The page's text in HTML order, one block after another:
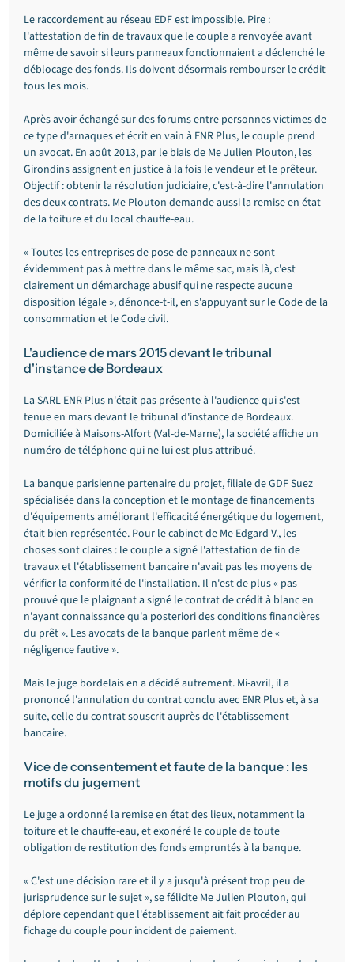
Le raccordement au réseau EDF est impossible. Pire :
l'attestation de fin de travaux que le couple a renvoyée avant
même de savoir si leurs panneaux fonctionnaient a déclenché le
déblocage des fonds. Ils doivent désormais rembourser le crédit
tous les mois.
Après avoir échangé sur des forums entre personnes victimes de
ce type d'arnaques et écrit en vain à ENR Plus, le couple prend
un avocat. En août 2013, par le biais de Me Julien Plouton, les
Girondins assignent en justice à la fois le vendeur et le prêteur.
Objectif : obtenir la résolution judiciaire, c'est-à-dire l'annulation
des deux contrats. Me Plouton demande aussi la remise en état
de la toiture et du local chauffe-eau.
« Toutes les entreprises de pose de panneaux ne sont
évidemment pas à mettre dans le même sac, mais là, c'est
clairement un démarchage abusif qui ne respecte aucune
disposition légale », dénonce-t-il, en s'appuyant sur le Code de la
consommation et le Code civil.
L'audience de mars 2015 devant le tribunal
d'instance de Bordeaux
La SARL ENR Plus n'était pas présente à l'audience qui s'est
tenue en mars devant le tribunal d'instance de Bordeaux.
Domiciliée à Maisons-Alfort (Val-de-Marne), la société affiche un
numéro de téléphone qui ne lui est plus attribué.
La banque parisienne partenaire du projet, filiale de GDF Suez
spécialisée dans la conception et le montage de financements
d'équipements améliorant l'efficacité énergétique du logement,
était bien représentée. Pour le cabinet de Me Edgard V., les
choses sont claires : le couple a signé l'attestation de fin de
travaux et l'établissement bancaire n'avait pas les moyens de
vérifier la conformité de l'installation. Il n'est de plus « pas
prouvé que le plaignant a signé le contrat de crédit à blanc en
n'ayant connaissance qu'a posteriori des conditions financières
du prêt ». Les avocats de la banque parlent même de «
négligence fautive ».
Mais le juge bordelais en a décidé autrement. Mi-avril, il a
prononcé l'annulation du contrat conclu avec ENR Plus et, à sa
suite, celle du contrat souscrit auprès de l'établissement
bancaire.
Vice de consentement et faute de la banque : les
motifs du jugement
Le juge a ordonné la remise en état des lieux, notamment la
toiture et le chauffe-eau, et exonéré le couple de toute
obligation de restitution des fonds empruntés à la banque.
« C'est une décision rare et il y a jusqu'à présent trop peu de
jurisprudence sur le sujet », se félicite Me Julien Plouton, qui
déplore cependant que l'établissement ait fait procéder au
fichage du couple pour incident de paiement.